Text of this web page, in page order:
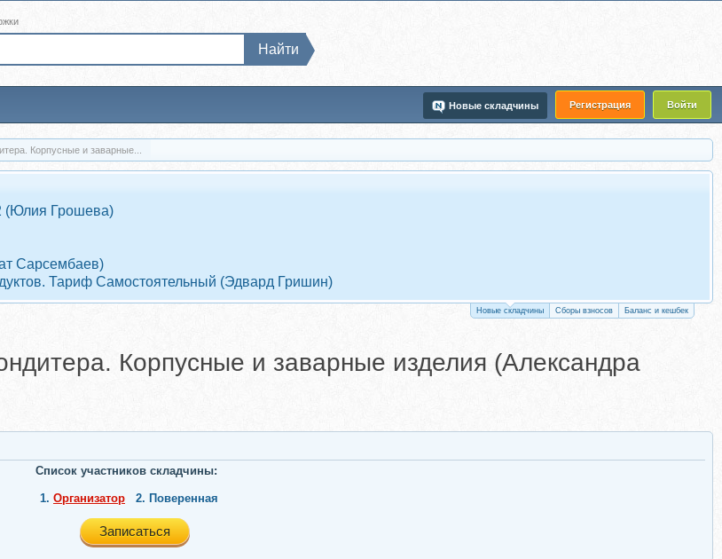
Регистрация Войти
Новые складчины
Найти
Корпусные и заварные...
(Юлия Грошева)
Сарсембаев)
Тариф Самостоятельный (Эдвард Гришин)
Новые складчины Сборы взносов Баланс и кешбек
Корпусные и заварные изделия (Александра
Список участников складчины:
1. Организатор 2. Поверенная
Записаться